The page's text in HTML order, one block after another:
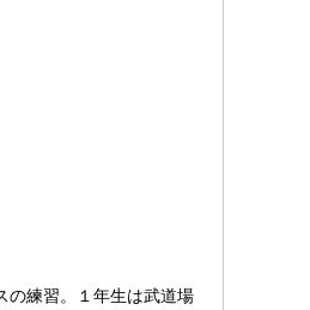
の練習。１年生は武道場